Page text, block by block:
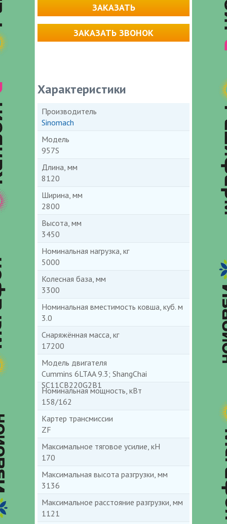
ЗАКАЗАТЬ
ЗАКАЗАТЬ ЗВОНОК
Характеристики
Производитель
Sinomach
Модель
957S
Длина, мм
8120
Ширина, мм
2800
Высота, мм
3450
Номинальная нагрузка, кг
5000
Колесная база, мм
3300
Номинальная вместимость ковша, куб. м
3.0
Снаряжённая масса, кг
17200
Модель двигателя
Cummins 6LTAA 9.3; ShangChai
SC11CB220G2B1
Номинальная мощность, кВт
158/162
Картер трансмиссии
ZF
Максимальное тяговое усилие, кН
170
Максимальная высота разгрузки, мм
3136
Максимальное расстояние разгрузки, мм
1121